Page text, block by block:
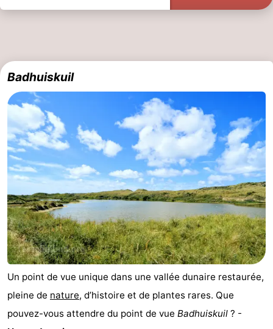
la
Frise
Schiermonnikoog
-
Ameland
-
Vlieland
-
Texel
Météo
Badhuiskuil
Un point de vue unique dans une vallée dunaire restaurée,
pleine de nature, d’histoire et de plantes rares. Que
pouvez-vous attendre du point de vue Badhuiskuil ? -